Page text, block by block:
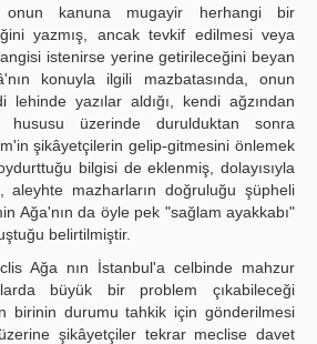
onun kanuna mugayir herhangi bir
yazmış, ancak tevkif edilmesi veya
istenirse yerine getirileceğini beyan
konuyla ilgili mazbatasında, onun
lehinde yazılar aldığı, kendi ağzından
hususu üzerinde durulduktan sonra
şikâyetçilerin gelip-gitmesini önlemek
bilgisi de eklenmiş, dolayısıyla
mazharların doğruluğu şüpheli
Ağa'nın da öyle pek "sağlam ayakkabı"
belirtilmiştir.
Ağa nın İstanbul'a celbinde mahzur
büyük bir problem çıkabileceği
birinin durumu tahkik için gönderilmesi
şikâyetçiler tekrar meclise davet